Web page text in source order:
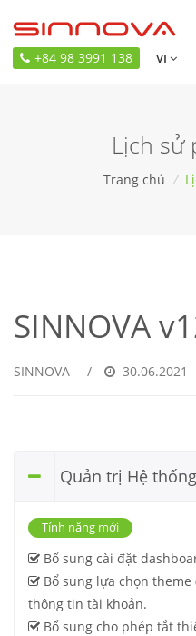
+84 98 3991 138 VI
Lịch sử
Trang chủ /
SINNOVA
SINNOVA / 30.06.2021
Quản trị Hệ thống
Tính năng mới
Bổ sung cài đặt
Bổ sung lựa chọn
thông tin tài khoản.
Bổ sung cho phép tắt